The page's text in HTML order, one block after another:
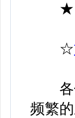
★
☆
频繁